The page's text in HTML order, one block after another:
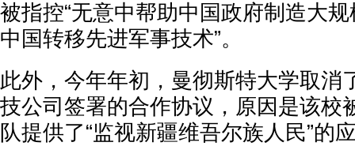
被指控“无意中帮助中国政府制造大
中国转移先进军事技术”。
此外，今年年初，曼彻斯特大学取消
技公司签署的合作协议，原因是该校
队提供了“监视新疆维吾尔族人民”的